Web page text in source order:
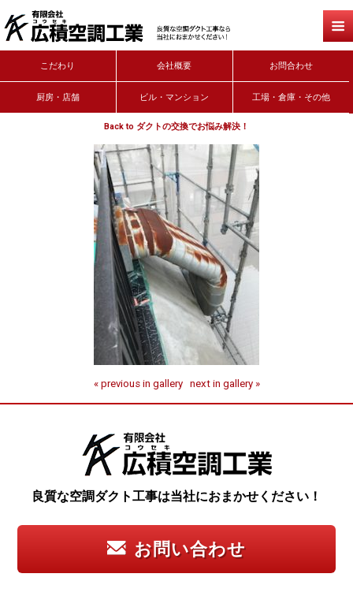
こだわり 会社概要 お問合わせ
厨房・店舗 ビル・マンション 工場・倉庫・その他
Back to ダクトの交換でお悩み解決！
« previous in gallery next in gallery »
良質な空調ダクト工事は当社におまかせください！
お問い合わせ